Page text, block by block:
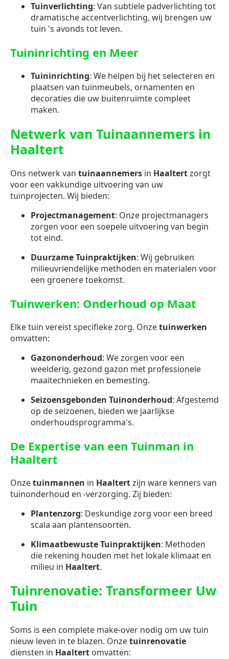
Tuinverlichting: Van subtiele padverlichting tot
dramatische accentverlichting, wij brengen uw
tuin 's avonds tot leven.
Tuininrichting en Meer
Tuininrichting: We helpen bij het selecteren en
plaatsen van tuinmeubels, ornamenten en
decoraties die uw buitenruimte compleet
maken.
Netwerk van Tuinaannemers in
Haaltert
Ons netwerk van tuinaannemers in Haaltertzorgt
voor een vakkundige uitvoering van uw
tuinprojecten. Wij bieden:
Projectmanagement: Onze projectmanagers
zorgen voor een soepele uitvoering van begin
tot eind.
Duurzame Tuinpraktijken: Wij gebruiken
milieuvriendelijke methoden en materialen voor
een groenere toekomst.
Tuinwerken: Onderhoud op Maat
Elke tuin vereist specifieke zorg. Onzetuinwerken
omvatten:
Gazononderhoud: We zorgen voor een
weelderig, gezond gazon met professionele
maaitechnieken en bemesting.
Seizoensgebonden Tuinonderhoud: Afgestemd
op de seizoenen, bieden we jaarlijkse
onderhoudsprogramma's.
De Expertise van een Tuinman in
Haaltert
Onzetuinmannen in Haaltertzijn ware kenners van
tuinonderhoud en -verzorging. Zij bieden:
Plantenzorg: Deskundige zorg voor een breed
scala aan plantensoorten.
Klimaatbewuste Tuinpraktijken: Methoden
die rekening houden met het lokale klimaat en
milieu in Haaltert.
Tuinrenovatie: Transformeer Uw
Tuin
Soms is een complete make-over nodig om uw tuin
nieuw leven in te blazen. Onzetuinrenovatie
diensten in Haaltert omvatten: